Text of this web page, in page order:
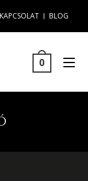
KAPCSOLAT BLOG
0